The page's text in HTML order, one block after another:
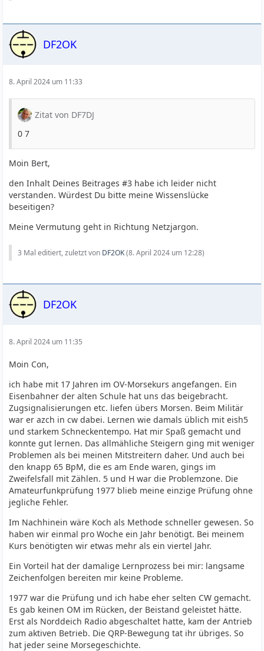
DF2OK
8. April 2024 um 11:33
Zitat von DF7DJ
0 7
Moin Bert,
den Inhalt Deines Beitrages #3 habe ich leider nicht
verstanden. Würdest Du bitte meine Wissenslücke
beseitigen?
Meine Vermutung geht in Richtung Netzjargon.
3 Mal editiert, zuletzt von DF2OK(8. April 2024 um 12:28)
DF2OK
8. April 2024 um 11:35
Moin Con,
ich habe mit 17 Jahren im OV-Morsekurs angefangen. Ein
Eisenbahner der alten Schule hat uns das beigebracht.
Zugsignalisierungen etc. liefen übers Morsen. Beim Militär
war er azch in cw dabei. Lernen wie damals üblich mit eish5
und starkem Schneckentempo. Hat mir Spaß gemacht und
konnte gut lernen. Das allmähliche Steigern ging mit weniger
Problemen als bei meinen Mitstreitern daher. Und auch bei
den knapp 65 BpM, die es am Ende waren, gings im
Zweifelsfall mit Zählen. 5 und H war die Problemzone. Die
Amateurfunkprüfung 1977 blieb meine einzige Prüfung ohne
jegliche Fehler.
Im Nachhinein wäre Koch als Methode schneller gewesen. So
haben wir einmal pro Woche ein Jahr benötigt. Bei meinem
Kurs benötigten wir etwas mehr als ein viertel Jahr.
Ein Vorteil hat der damalige Lernprozess bei mir: langsame
Zeichenfolgen bereiten mir keine Probleme.
1977 war die Prüfung und ich habe eher selten CW gemacht.
Es gab keinen OM im Rücken, der Beistand geleistet hätte.
Erst als Norddeich Radio abgeschaltet hatte, kam der Antrieb
zum aktiven Betrieb. Die QRP-Bewegung tat ihr übriges. So
hat jeder seine Morsegeschichte.